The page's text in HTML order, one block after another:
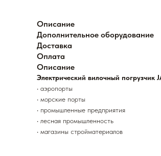
Описание
Дополнительное оборудование
Доставка
Оплата
Описание
Электрический вилочный погрузчик
• аэропорты
• морские порты
• промышленные предприятия
• лесная промышленность
• магазины стройматериалов